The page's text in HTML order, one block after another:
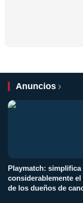
Anuncios
Playmatch: simplifica
considerablemente
de los dueños de